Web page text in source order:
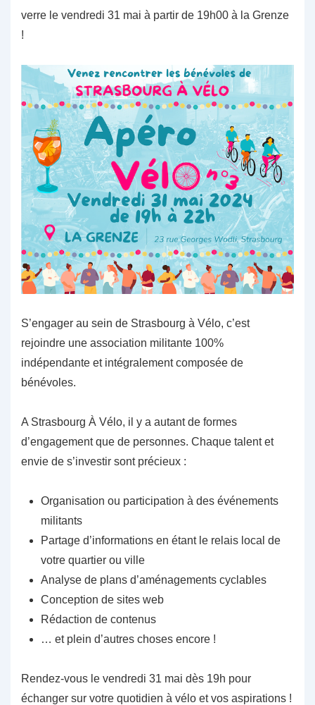
verre le vendredi 31 mai à partir de 19h00 à la Grenze
!
S’engager au sein de Strasbourg à Vélo, c’est
rejoindre une association militante 100%
indépendante et intégralement composée de
bénévoles.
A Strasbourg À Vélo, il y a autant de formes
d’engagement que de personnes. Chaque talent et
envie de s’investir sont précieux :
Organisation ou participation à des événements
militants
Partage d’informations en étant le relais local de
votre quartier ou ville
Analyse de plans d’aménagements cyclables
Conception de sites web
Rédaction de contenus
… et plein d’autres choses encore !
Rendez-vous le vendredi 31 mai dès 19h pour
échanger sur votre quotidien à vélo et vos aspirations !